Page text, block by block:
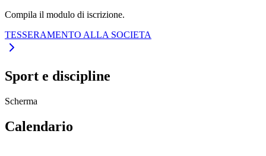
Compila il modulo di iscrizione.
TESSERAMENTO ALLA SOCIETA
Sport e discipline
Scherma
Calendario